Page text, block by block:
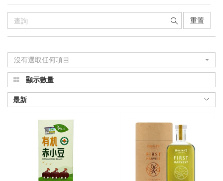
歐
美
產
品
真
正
重置
沒有選取任何項目
顯示數量
最新